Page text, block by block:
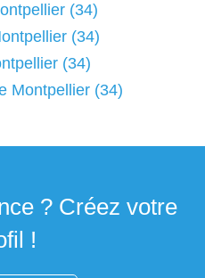
(34)
(34)
(34)
Montpellier (34)
? Créez votre
!